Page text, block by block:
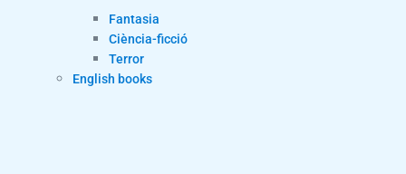
Fantasia
Ciència-ficció
Terror
English books